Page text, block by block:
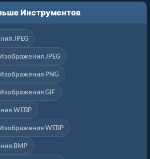
Инструментов
JPEG
JPEG
PNG
GIF
WEBP
WEBP
BMP